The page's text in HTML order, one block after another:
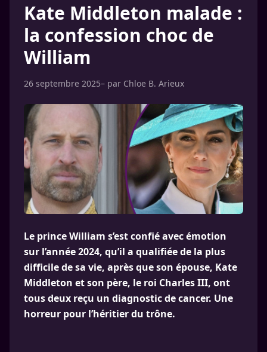
Kate Middleton malade :
la confession choc de
William
26 septembre 2025– par Chloe B. Arieux
Le prince William s’est confié avec émotion
sur l’année 2024, qu’il a qualifiée de la plus
difficile de sa vie, après que son épouse, Kate
Middleton et son père, le roi Charles III, ont
tous deux reçu un diagnostic de cancer. Une
horreur pour l’héritier du trône.